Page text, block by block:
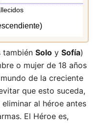
también Solo y Sofía)
o mujer de 18 años
de la creciente
que esto suceda,
al héroe antes
El Héroe es,